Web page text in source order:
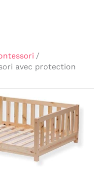
avec protection